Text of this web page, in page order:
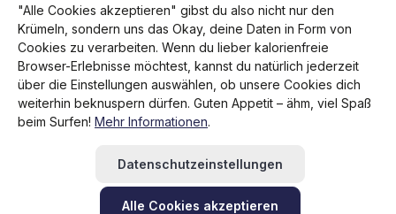
Alle Preise inkl. gesetzl. Mehrwertsteuer zzgl.
angegeben.
Rücksendung veranlassenHilfe / KontaktFAQRMA beantragen
Newsletter abonnieren
"Alle Cookies akzeptieren" gibst du also nicht nur den
Krümeln, sondern uns das Okay, deine Daten in Form von
Cookies zu verarbeiten. Wenn du lieber kalorienfreie
Browser-Erlebnisse möchtest, kannst du natürlich jederzeit
über die Einstellungen auswählen, ob unsere Cookies dich
weiterhin beknuspern dürfen. Guten Appetit – ähm, viel Spaß
beim Surfen! Mehr Informationen.
Datenschutzeinstellungen
Alle Cookies akzeptieren